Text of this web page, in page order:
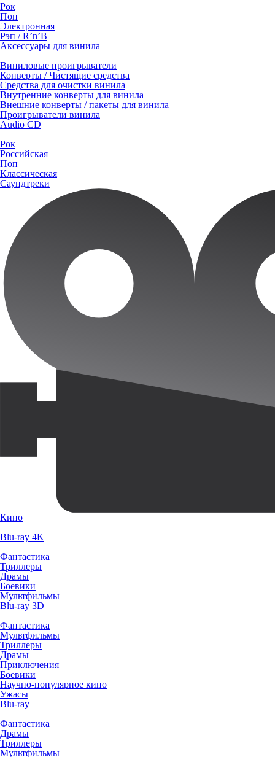
Рок
Поп
Электронная
Рэп / R’n’B
Аксессуары для винила
Виниловые проигрыватели
Конверты / Чистящие средства
Средства для очистки винила
Внутренние конверты для винила
Внешние конверты / пакеты для винила
Проигрыватели винила
Audio CD
Рок
Российская
Поп
Классическая
Саундтреки
Кино
Blu-ray 4K
Фантастика
Триллеры
Драмы
Боевики
Мультфильмы
Blu-ray 3D
Фантастика
Мультфильмы
Триллеры
Драмы
Приключения
Боевики
Научно-популярное кино
Ужасы
Blu-ray
Фантастика
Драмы
Триллеры
Мультфильмы